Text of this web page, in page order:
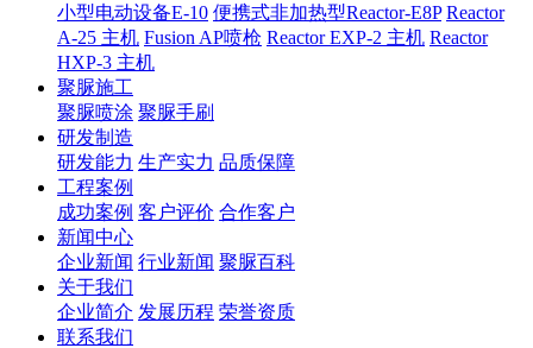
小型电动设备E-10 便携式非加热型Reactor-E8P Reactor
A-25 主机 Fusion AP喷枪 Reactor EXP-2 主机 Reactor
HXP-3 主机
聚脲施工
聚脲喷涂 聚脲手刷
研发制造
研发能力 生产实力 品质保障
工程案例
成功案例 客户评价 合作客户
新闻中心
企业新闻 行业新闻 聚脲百科
关于我们
企业简介 发展历程 荣誉资质
联系我们